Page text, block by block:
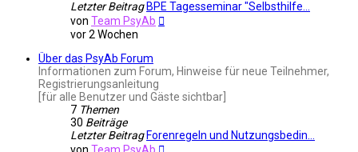
Letzter Beitrag BPE Tagesseminar "Selbsthilfe…
von Team PsyAb
vor 2 Wochen
Über das PsyAb Forum
Informationen zum Forum, Hinweise für neue Teilnehmer,
Registrierungsanleitung
[für alle Benutzer und Gäste sichtbar]
7 Themen
30 Beiträge
Letzter Beitrag Forenregeln und Nutzungsbedin…
von Team PsyAb